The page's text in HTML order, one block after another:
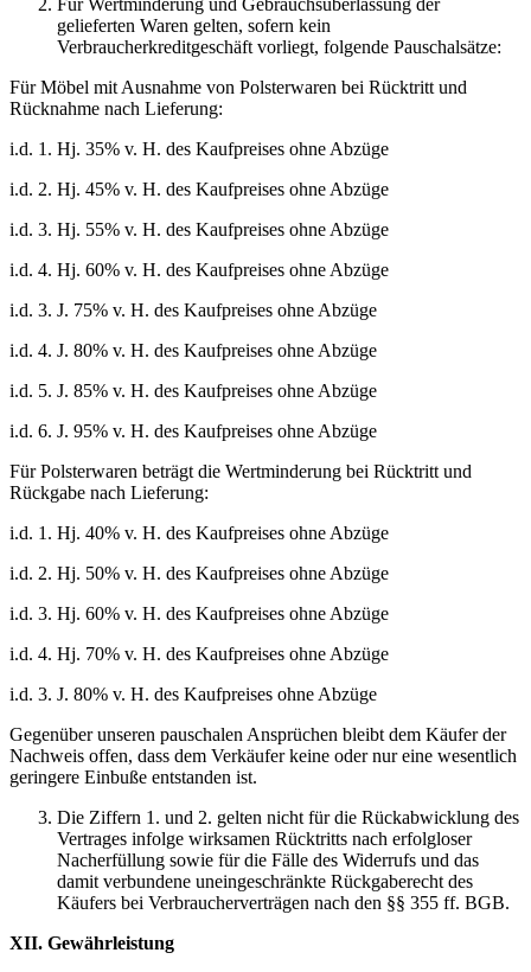
Für Wertminderung und Gebrauchsüberlassung der
gelieferten Waren gelten, sofern kein
Verbraucherkreditgeschäft vorliegt, folgende Pauschalsätze:
Für Möbel mit Ausnahme von Polsterwaren bei Rücktritt und
Rücknahme nach Lieferung:
i.d. 1. Hj. 35% v. H. des Kaufpreises ohne Abzüge
i.d. 2. Hj. 45% v. H. des Kaufpreises ohne Abzüge
i.d. 3. Hj. 55% v. H. des Kaufpreises ohne Abzüge
i.d. 4. Hj. 60% v. H. des Kaufpreises ohne Abzüge
i.d. 3. J. 75% v. H. des Kaufpreises ohne Abzüge
i.d. 4. J. 80% v. H. des Kaufpreises ohne Abzüge
i.d. 5. J. 85% v. H. des Kaufpreises ohne Abzüge
i.d. 6. J. 95% v. H. des Kaufpreises ohne Abzüge
Für Polsterwaren beträgt die Wertminderung bei Rücktritt und
Rückgabe nach Lieferung:
i.d. 1. Hj. 40% v. H. des Kaufpreises ohne Abzüge
i.d. 2. Hj. 50% v. H. des Kaufpreises ohne Abzüge
i.d. 3. Hj. 60% v. H. des Kaufpreises ohne Abzüge
i.d. 4. Hj. 70% v. H. des Kaufpreises ohne Abzüge
i.d. 3. J. 80% v. H. des Kaufpreises ohne Abzüge
Gegenüber unseren pauschalen Ansprüchen bleibt dem Käufer der
Nachweis offen, dass dem Verkäufer keine oder nur eine wesentlich
geringere Einbuße entstanden ist.
Die Ziffern 1. und 2. gelten nicht für die Rückabwicklung des
Vertrages infolge wirksamen Rücktritts nach erfolgloser
Nacherfüllung sowie für die Fälle des Widerrufs und das
damit verbundene uneingeschränkte Rückgaberecht des
Käufers bei Verbraucherverträgen nach den §§ 355 ff. BGB.
XII. Gewährleistung